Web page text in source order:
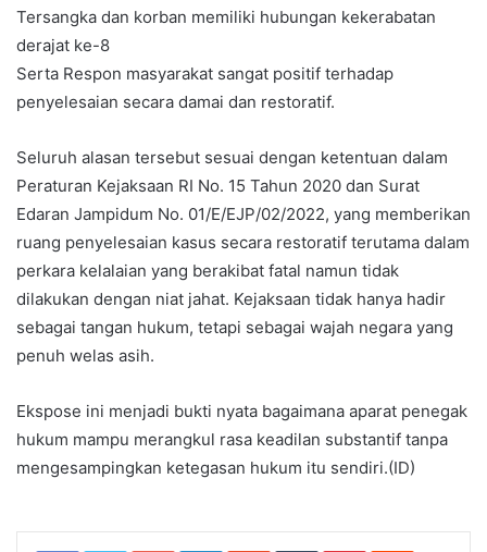
Tersangka dan korban memiliki hubungan kekerabatan
derajat ke-8
Serta Respon masyarakat sangat positif terhadap
penyelesaian secara damai dan restoratif.
Seluruh alasan tersebut sesuai dengan ketentuan dalam
Peraturan Kejaksaan RI No. 15 Tahun 2020 dan Surat
Edaran Jampidum No. 01/E/EJP/02/2022, yang memberikan
ruang penyelesaian kasus secara restoratif terutama dalam
perkara kelalaian yang berakibat fatal namun tidak
dilakukan dengan niat jahat. Kejaksaan tidak hanya hadir
sebagai tangan hukum, tetapi sebagai wajah negara yang
penuh welas asih.
Ekspose ini menjadi bukti nyata bagaimana aparat penegak
hukum mampu merangkul rasa keadilan substantif tanpa
mengesampingkan ketegasan hukum itu sendiri.(ID)